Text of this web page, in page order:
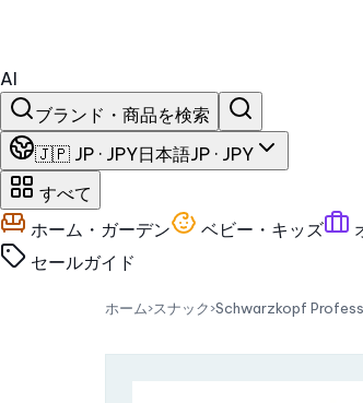
AI
ブランド・商品を検索
🇯🇵 JP · JPY日本語JP · JPY
すべて
ホーム・ガーデン
ベビー・キッズ
セールガイド
ホーム›スナック›Schwarzkopf